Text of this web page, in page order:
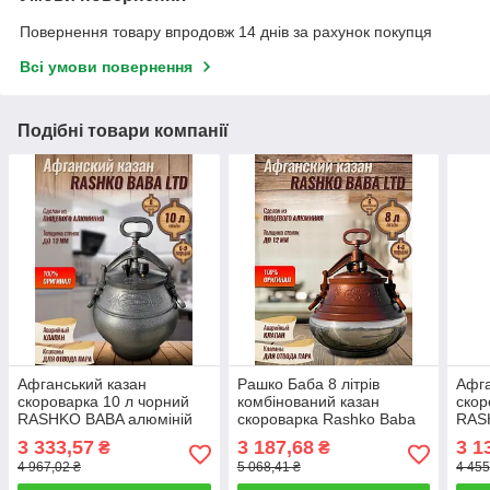
Повернення товару впродовж 14 днів за рахунок покупця
Всі умови повернення
Подібні товари компанії
Афганський казан
скороварка 10 л чорний
RASHKO BABA алюміній
Рашко Баба
3 333,57 ₴
4 967,02 ₴
Рашко Баба 8 літрів
комбінований казан
скороварка Rashko Baba
Афганістан
3 187,68₴
5 068,41 ₴
3
4